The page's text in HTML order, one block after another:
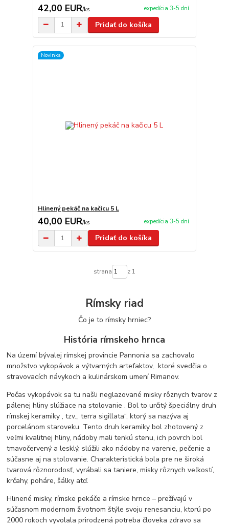
42,00 EUR/ks expedícia 3-5 dní
Pridať do košíka
Novinka
Hlinený pekáč na kačicu 5 L
40,00 EUR/ks expedícia 3-5 dní
Pridať do košíka
strana z 1
Rímsky riad
Čo je to rímsky hrniec?
História rímskeho hrnca
Na území bývalej rímskej provincie Pannonia sa zachovalo
množstvo vykopávok a výtvarných artefaktov, ktoré svedčia o
stravovacích návykoch a kulinárskom umení Rimanov.
Počas vykopávok sa tu našli neglazované misky rôznych tvarov z
pálenej hliny slúžiace na stolovanie . Bol to určitý špeciálny druh
rímskej keramiky , tzv.„ terra sigillata“, ktorý sa nazýva aj
porcelánom staroveku. Tento druh keramiky bol zhotovený z
veľmi kvalitnej hliny, nádoby mali tenkú stenu, ich povrch bol
tmavočervený a lesklý, slúžili ako nádoby na varenie, pečenie a
súčasne aj na stolovanie. Charakteristická bola pre ne široká
tvarová rôznorodosť, vyrábali sa taniere, misky rôznych veľkostí,
krčahy, poháre, šálky atď.
Hlinené misky, rímske pekáče a rímske hrnce – prežívajú v
súčasnom modernom životnom štýle svoju renesanciu, ktorú po
2000 rokoch vyvolala prirodzená potreba človeka zdravo sa